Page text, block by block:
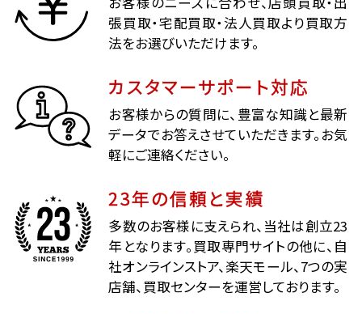
張買取・宅配買取・法人買取より買取方
法をお選びいただけます。
カスタマーサポート対応
お客様からの質問に、豊富な知識と最新
データでお答えさせていただきます。お気
軽にご連絡ください。
23年の信頼と実績
多数のお客様に支えられ、当社は創立23
年となります。買取専門サイトの他に、自
社オンラインストア、楽天モール、7つの実
店舗、買取センターを運営しております。